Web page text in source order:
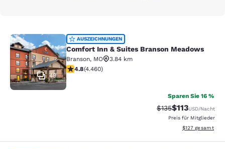
Comfort Inn & Suites Branson
49
AUSZEICHNUNGEN
Comfort Inn & Suites Branson Meadows
Branson, MO
3.84 km
4.76-Sterne-Bewertung. Außergewöhnlich. 4460
4.8(4.460)
Sparen Sie 16 %
Durchgestrichener
$135Vergünstigter
$113USD/Nacht
Preis für Mitglieder
Geschätzte
$127 gesamt